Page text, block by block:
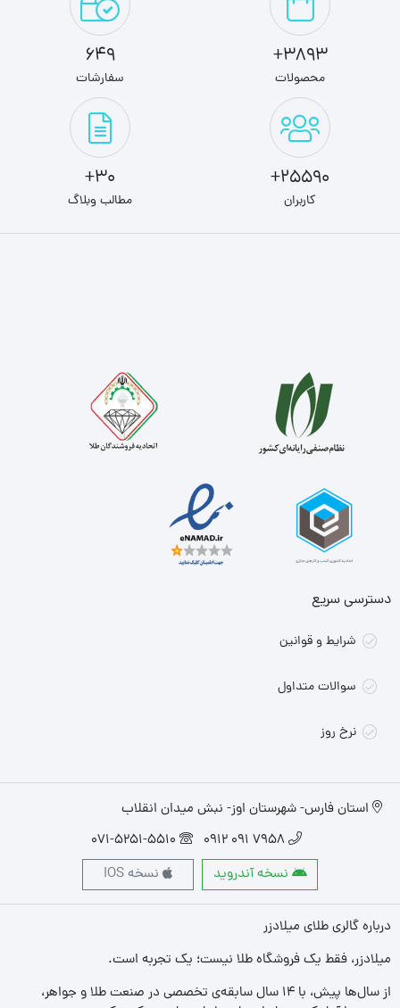
3893+
محصولات
649
سفارشات
25590+
کاربران
30+
مطالب وبلاگ
دسترسی سریع
شرایط و قوانین
سوالات متداول
نرخ روز
استان فارس- شهرستان اوز- نبش میدان انقلاب
7958 091 0912
071-5251-5510
نسخه آندروید
نسخه IOS
درباره گالری طلای میلادزر
میلادزر، فقط یک فروشگاه طلا نیست؛ یک تجربه‌ است.
از سال‌ها پیش، با ۱۴ سال سابقه‌ی تخصصی در صنعت طلا و جواهر،